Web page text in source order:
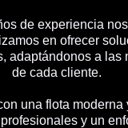
de experiencia
en ofrecer
adaptándonos a las
de cada cliente.
una flota moderna
y un